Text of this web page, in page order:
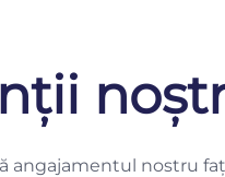
angajamentul nostru